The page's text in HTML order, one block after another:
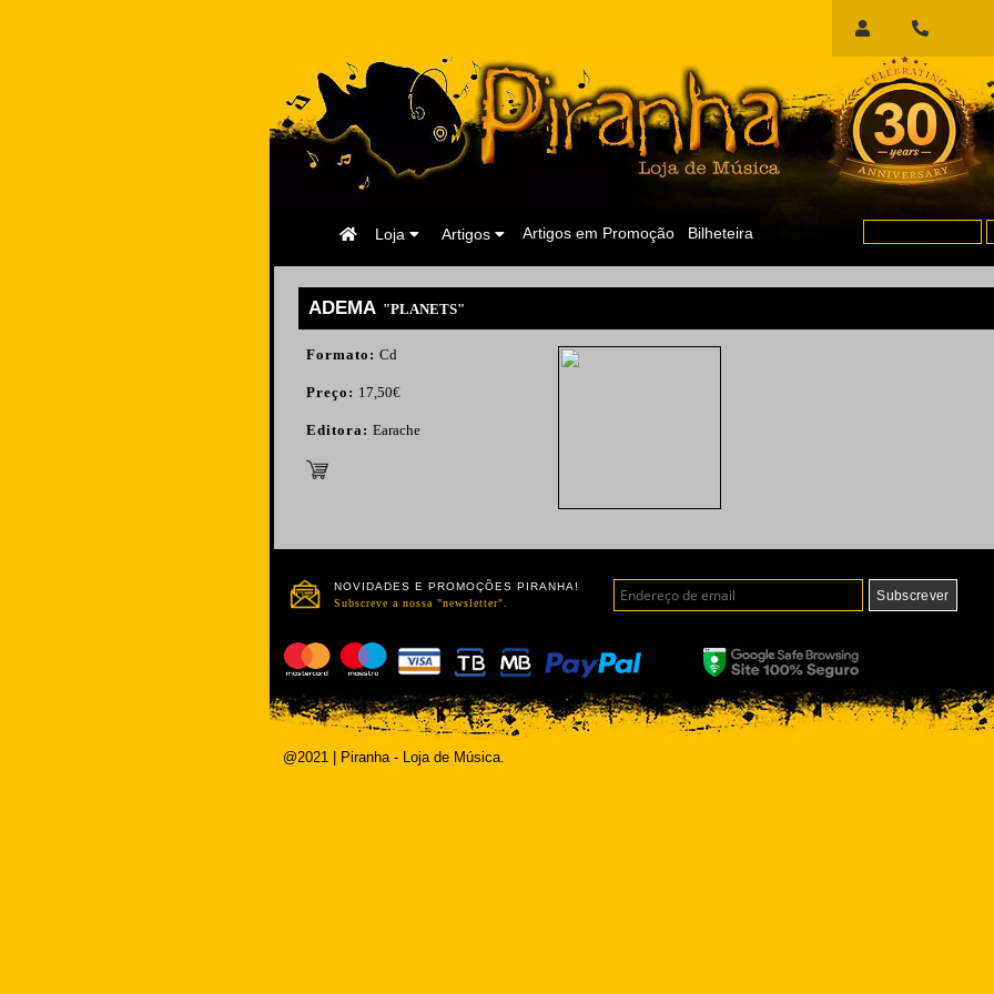
Início
Sessão
Bilheteira
Artigos em Promoção
Artigos
Loja
Página
ADEMA "PLANETS"
Formato: Cd
Preço: 17,50€
Editora: Earache
NOVIDADES E PROMOÇÕES PIRANHA!
Subscreve a nossa "newsletter".
@2021 | Piranha - Loja de Música.